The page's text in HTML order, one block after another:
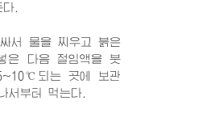
.
서 물을 찌우고 붉은
은 다음 절임액을 붓
되는 곳에 보관
서부터 먹는다.